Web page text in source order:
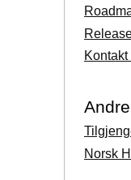
Kontakt
Norsk